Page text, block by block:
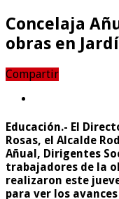
Concelaja
obras en
Compartir
Educación.- El
Rosas, el Alcalde
Añual, Dirigentes
trabajadores de la
realizaron este
para ver los